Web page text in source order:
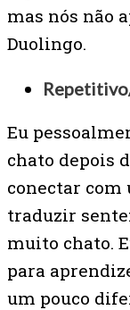
mas nós não
Duolingo.
Eu
chato depois
conectar com
traduzir
muito chato.
para
um pouco